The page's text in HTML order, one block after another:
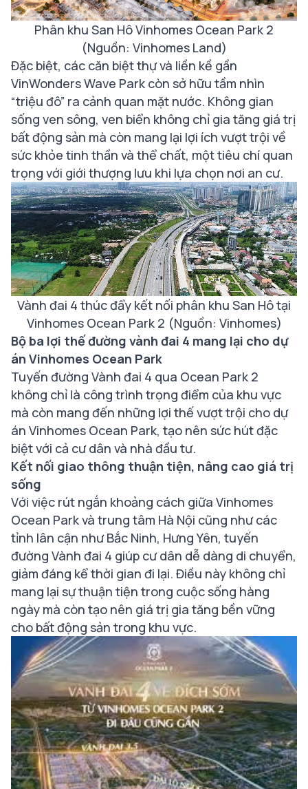
Phân khu San Hô Vinhomes Ocean Park 2
(Nguồn: Vinhomes Land)
Đặc biệt, các căn biệt thự và liền kề gần
VinWonders Wave Park còn sở hữu tầm nhìn
“triệu đô” ra cảnh quan mặt nước. Không gian
sống ven sông, ven biển không chỉ gia tăng giá trị
bất động sản mà còn mang lại lợi ích vượt trội về
sức khỏe tinh thần và thể chất, một tiêu chí quan
trọng với giới thượng lưu khi lựa chọn nơi an cư.
Vành đai 4 thúc đẩy kết nối phân khu San Hô tại
Vinhomes Ocean Park 2 (Nguồn: Vinhomes)
Bộ ba lợi thế đường vành đai 4 mang lại cho dự
án Vinhomes Ocean Park
Tuyến đường Vành đai 4 qua Ocean Park 2
không chỉ là công trình trọng điểm của khu vực
mà còn mang đến những lợi thế vượt trội cho dự
án Vinhomes Ocean Park, tạo nên sức hút đặc
biệt với cả cư dân và nhà đầu tư.
Kết nối giao thông thuận tiện, nâng cao giá trị
sống
Với việc rút ngắn khoảng cách giữa Vinhomes
Ocean Park và trung tâm Hà Nội cũng như các
tỉnh lân cận như Bắc Ninh, Hưng Yên, tuyến
đường Vành đai 4 giúp cư dân dễ dàng di chuyển,
giảm đáng kể thời gian đi lại. Điều này không chỉ
mang lại sự thuận tiện trong cuộc sống hàng
ngày mà còn tạo nên giá trị gia tăng bền vững
cho bất động sản trong khu vực.